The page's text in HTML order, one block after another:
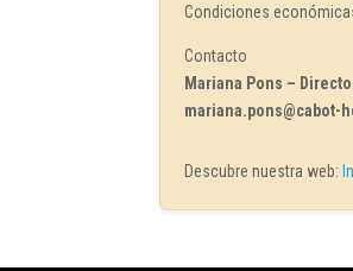
Condiciones
Contacto
Mariana Pons –
mariana.pons@cabot-
Descubre nuestra web: